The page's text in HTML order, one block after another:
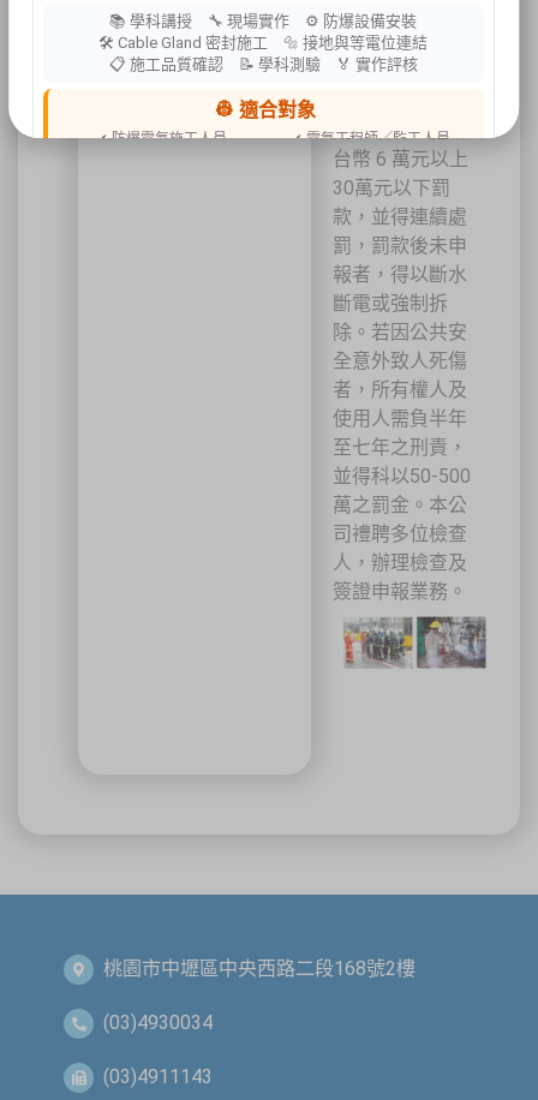
管建築機關申
報。不依規定申
報公共安全，經
期未改者，處新
台幣 6 萬元以上
30萬元以下罰
款，並得連續處
罰，罰款後未申
報者，得以斷水
斷電或強制拆
除。若因公共安
全意外致人死傷
者，所有權人及
使用人需負半年
至七年之刑責，
並得科以50-500
萬之罰金。本公
司禮聘多位檢查
人，辦理檢查及
簽證申報業務。
桃園市中壢區中央西路二段168號2樓
(03)4930034
(03)4911143
📚 學科講授 🔧 現場實作 ⚙ 防爆設備安裝
🛠 Cable Gland 密封施工 🔩 接地與等電位連結
📋 施工品質確認 📝 學科測驗 🏅 實作評核
👷 適合對象
✔ 防爆電氣施工人員
✔ 電氣工程師／監工人員
✔ 工程承攬商
📍 上課地點／主辦資訊
祐昕技術股份有限公司（祐大-台中分公司）
40458 臺中市北區中清路一段100號9樓
台灣省工商安全衛生協會
祐大技術顧問股份有限公司
防爆安全聯合教育訓練中心（ExTW）
三左興業股份有限公司（SANCTITY）
🚄 建議搭乘高鐵至臺中站後轉乘計程車
🚘 停車位有限，建議共乘或搭乘大眾運輸工具
🌱 大眾運輸每人每公里約可減少 67% 碳排放
🔥 線上報名｜火速搶位
名額有限，依完成報名及繳費順序保留名額，額滿即截止。